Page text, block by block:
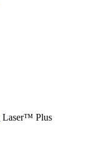
Laser™ Plus